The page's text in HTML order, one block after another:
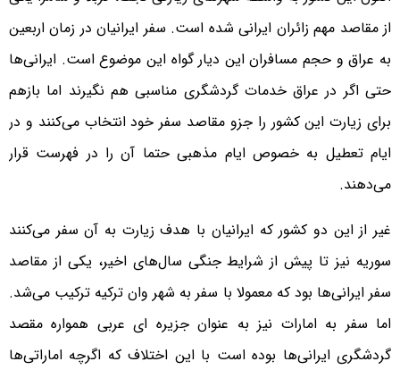
از مقاصد مهم زائران ایرانی‌ شده است. سفر ایرانیان در زمان اربعین
به عراق و حجم مسافران این دیار گواه این موضوع است. ایرانی‌ها
حتی اگر در عراق خدمات گردشگری مناسبی هم نگیرند اما بازهم
برای زیارت این کشور را جزو مقاصد سفر خود انتخاب می‌کنند و در
ایام تعطیل به خصوص ایام مذهبی حتما آن را در فهرست قرار
می‌دهند.
غیر از این دو کشور که ایرانیان با هدف زیارت به آن سفر می‌کنند
سوریه نیز تا پیش از شرایط جنگی سال‌های اخیر، یکی از مقاصد
سفر ایرانی‌ها بود که معمولا با سفر به شهر وان ترکیه ترکیب می‌شد.
اما سفر به امارات نیز به عنوان جزیره ای عربی همواره مقصد
گردشگری ایرانی‌ها بوده است با این اختلاف که اگرچه اماراتی‌ها